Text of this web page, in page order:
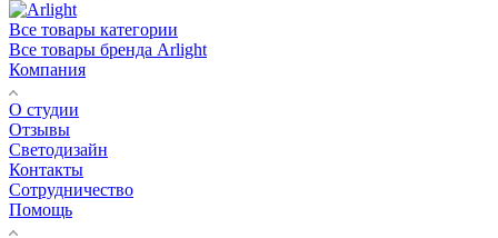
Все товары категории
Все товары бренда Arlight
Компания
О студии
Отзывы
Светодизайн
Контакты
Сотрудничество
Помощь